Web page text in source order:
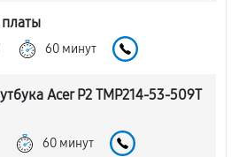
60 минут
Acer P2 TMP214-53-509T
60 минут